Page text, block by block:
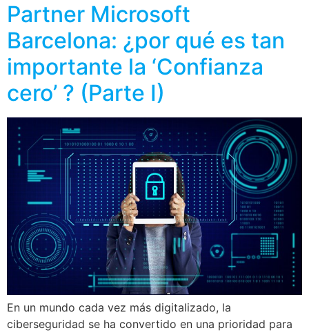
Partner Microsoft
Barcelona: ¿por qué es tan
importante la ‘Confianza
cero’ ? (Parte I)
En un mundo cada vez más digitalizado, la
ciberseguridad se ha convertido en una prioridad para